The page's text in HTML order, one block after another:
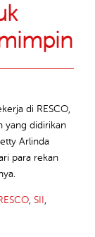
di RESCO,
yang didirikan
Arlinda
para rekan
, SII,